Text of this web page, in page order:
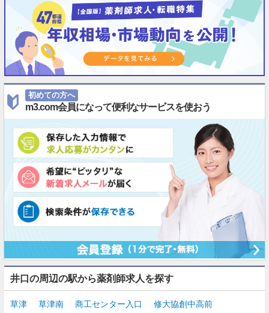
初めての方へ
m3.com会員になって便利なサービスを使おう
井口の周辺の駅から薬剤師求人を探す
草津 草津南 商工センター入口
修大協創中高前